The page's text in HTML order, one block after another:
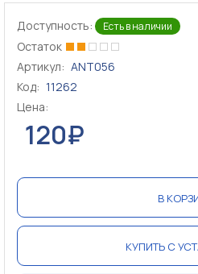
Доступность: Есть в наличии
Остаток
Артикул: ANT056
Код: 11262
Цена:
120₽
В
КУПИТЬ С